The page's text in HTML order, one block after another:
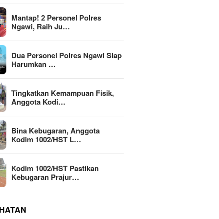
Mantap! 2 Personel Polres
Ngawi, Raih Ju…
Dua Personel Polres Ngawi Siap
Harumkan …
Tingkatkan Kemampuan Fisik,
Anggota Kodi…
Bina Kebugaran, Anggota
Kodim 1002/HST L…
Kodim 1002/HST Pastikan
Kebugaran Prajur…